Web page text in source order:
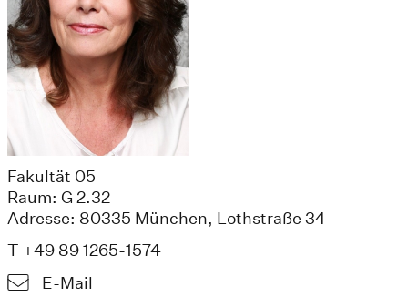
Fakultät 05
Raum: G 2.32
Adresse: 80335 München, Lothstraße 34
T +49 89 1265-1574
E-Mail